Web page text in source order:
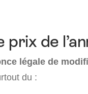
prix de
légale de
du :